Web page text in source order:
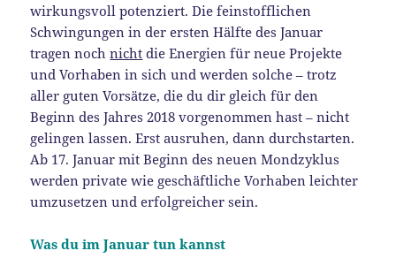
wirkungsvoll potenziert. Die feinstofflichen
Schwingungen in der ersten Hälfte des Januar
tragen nochnicht die Energien für neue Projekte
und Vorhaben in sich und werden solche – trotz
aller guten Vorsätze, die du dir gleich für den
Beginn des Jahres 2018 vorgenommen hast – nicht
gelingen lassen. Erst ausruhen, dann durchstarten.
Ab 17. Januar mit Beginn des neuen Mondzyklus
werden private wie geschäftliche Vorhaben leichter
umzusetzen und erfolgreicher sein.
Was du im Januar tun kannst